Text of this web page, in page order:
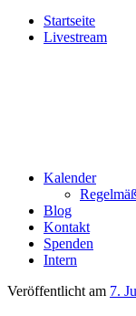
Startseite
Livestream
Kalender
Blog
Kontakt
Spenden
Intern
Veröffentlicht am 7.